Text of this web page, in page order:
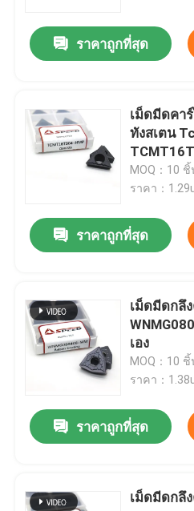
ข่าว
เม็ดมีดกัดคาร์ไบด์
เม็ดมีดกลึงคาร์ไบด์
เม็ดมีดเกลียวคาร์ไบด์
เม็ดมีดเซาะร่องคาร์ไบด์
U ดอกสว่านแทรก
เม็ดมีดคาร์ไบด์สำหรับเหล็ก
เม็ดมีดคาร์ไบด์สำหรับเหล็ก
ราคาถูกที่สุด
เม็ดมีดคา
ทังสเตน
MOQ：10
ราคา：
ราคาถูกที่สุด
เม็ดมีดกลึ
เอง
MOQ：10
ราคา：
ราคาถูกที่สุด
เม็ดมีดกลึ